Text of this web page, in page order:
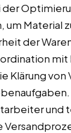
Material
der
mit
Klärung von
und